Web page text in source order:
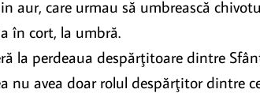
aur, care urmau să umbrească
în cort, la umbră.
la perdeaua despărţitoare dintre
nu avea doar rolul despărţitor dintre